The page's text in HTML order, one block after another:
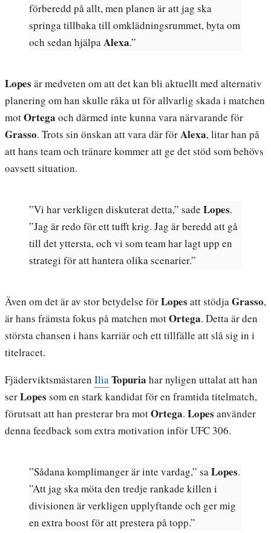
förberedd på allt, men planen är att jag ska
springa tillbaka till omklädningsrummet, byta om
och sedan hjälpaAlexa.”
Lopes är medveten om att det kan bli aktuellt med alternativ
planering om han skulle råka ut för allvarlig skada i matchen
motOrtega och därmed inte kunna vara närvarande för
Grasso. Trots sin önskan att vara där förAlexa, litar han på
att hans team och tränare kommer att ge det stöd som behövs
oavsett situation.
”Vi har verkligen diskuterat detta,” sade Lopes.
”Jag är redo för ett tufft krig. Jag är beredd att gå
till det yttersta, och vi som team har lagt upp en
strategi för att hantera olika scenarier.”
Även om det är av stor betydelse förLopes att stödjaGrasso,
är hans främsta fokus på matchen motOrtega. Detta är den
största chansen i hans karriär och ett tillfälle att slå sig in i
titelracet.
Fjäderviktsmästaren IliaTopuria har nyligen uttalat att han
serLopes som en stark kandidat för en framtida titelmatch,
förutsatt att han presterar bra motOrtega. Lopes använder
denna feedback som extra motivation inför UFC 306.
”Sådana komplimanger är inte vardag,” saLopes.
”Att jag ska möta den tredje rankade killen i
divisionen är verkligen upplyftande och ger mig
en extra boost för att prestera på topp.”